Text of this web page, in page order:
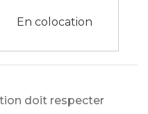
En colocation
doit respecter